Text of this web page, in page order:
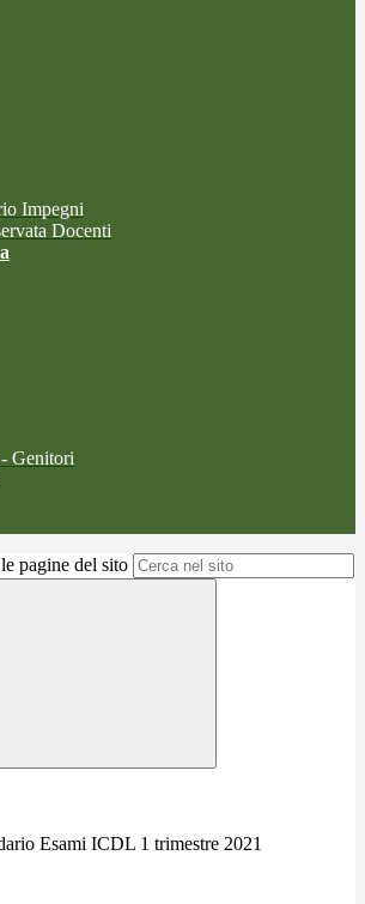
Impegni
Docenti
Genitori
pagine del sito
Esami ICDL 1 trimestre 2021